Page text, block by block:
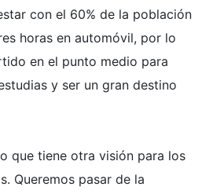
con el 60% de la población
horas en automóvil, por lo
en el punto medio para
y ser un gran destino
que tiene otra visión para los
Queremos pasar de la